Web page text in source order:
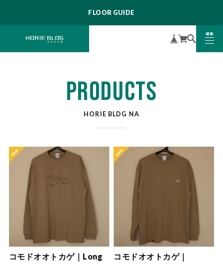
FLOOR GUIDE
MENU
CLOSE
PRODUCTS
HORIE BLDG NA
コモドオオトカゲ｜Long
コモドオオトカゲ｜